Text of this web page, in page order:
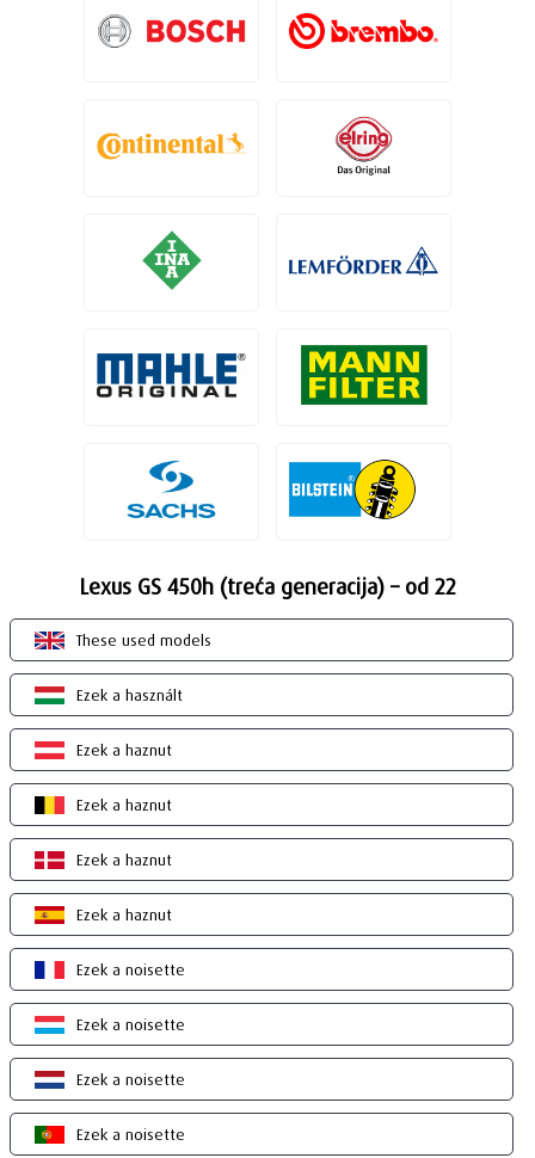
Lexus GS 450h (treća generacija) – od 22
These used models
Ezek a használt
Ezek a haznut
Ezek a haznut
Ezek a haznut
Ezek a haznut
Ezek a noisette
Ezek a noisette
Ezek a noisette
Ezek a noisette